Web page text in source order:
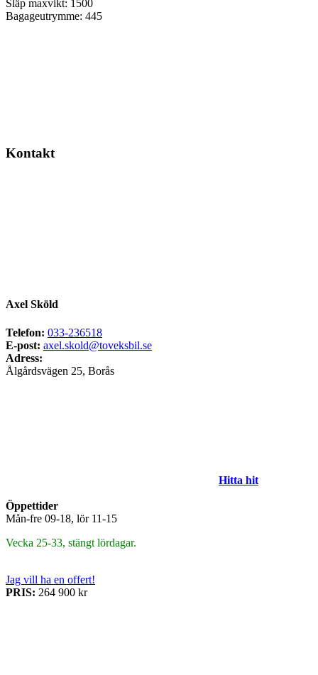
Släp maxvikt: 1500
Bagageutrymme: 445
Kontakt
Axel Sköld
Telefon: 033-236518
E-post: axel.skold@toveksbil.se
Adress:
Ålgårdsvägen 25, Borås
Hitta hit
Öppettider
Mån-fre 09-18, lör 11-15
Vecka 25-33, stängt lördagar.
Jag vill ha en offert!
PRIS: 264 900 kr